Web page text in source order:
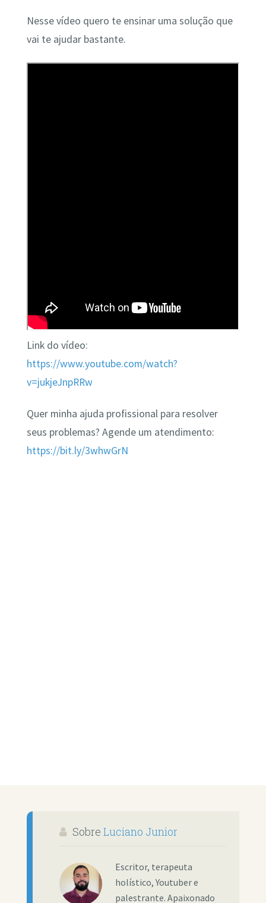
Nesse vídeo quero te ensinar uma solução que
vai te ajudar bastante.
Link do vídeo:
https://www.youtube.com/watch?
v=jukjeJnpRRw
Quer minha ajuda profissional para resolver
seus problemas? Agende um atendimento:
https://bit.ly/3whwGrN
Sobre Luciano Junior
Escritor, terapeuta
holístico, Youtuber e
palestrante. Apaixonado